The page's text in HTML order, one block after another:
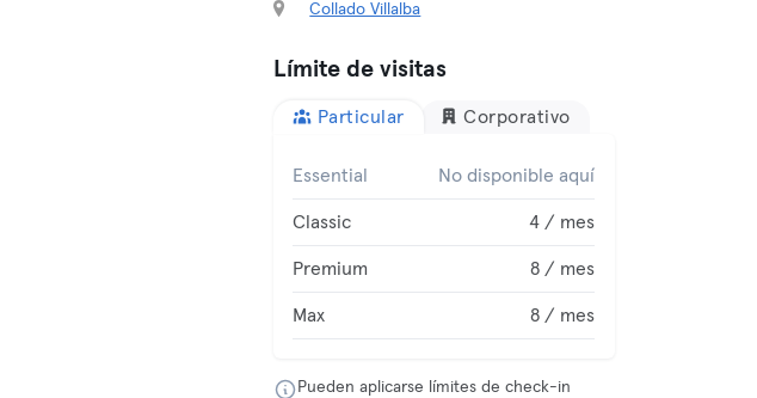
Collado Villalba
Límite de visitas
Particular Corporativo
Essential No disponible aquí
Classic 4 / mes
Premium 8 / mes
Max 8 / mes
Pueden aplicarse límites de check-in